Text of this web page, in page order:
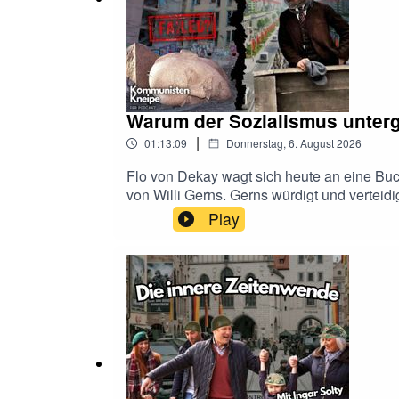
Warum der Sozialismus
01:13:09 | Donnerstag, 6. August 2026
Flo von Dekay wagt sich heute an eine
von Willi Gerns. Gerns würdigt und
seinen Problemen und Fehlern des
der sozialistischen Idee verstanden
Gesellschaft müsse demokratischer
welchen tatsächlichen politischen Einfluss
war. Gerns beschäftigt sich deshalb mit
früherer Modelle überwindet. Seine
Doch gerade das macht die Lektüre
Unterstützung unserer Arbeit:• Paypal:
Play